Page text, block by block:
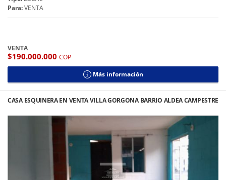
Para:VENTA
VENTA
$190.000.000 COP
Más información
CASA ESQUINERA EN VENTA VILLA GORGONA BARRIO ALDEA CAMPESTRE